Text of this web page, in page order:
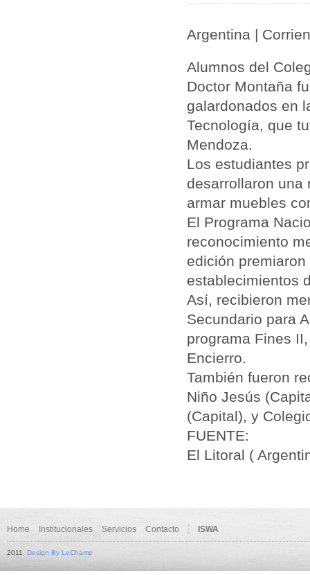
Argentina |
Alumnos del
Doctor Montaña
galardonados en
Tecnología, que
Mendoza.
Los estudiantes
desarrollaron una
armar muebles
El Programa
reconocimiento
edición
establecimientos
Así, recibieron
Secundario para
programa Fines
Encierro.
También fueron
Niño Jesús
(Capital), y
FUENTE:
El Litoral (
Home Institucionales Servicios Contacto ISWA
2011 Design By LeChamp